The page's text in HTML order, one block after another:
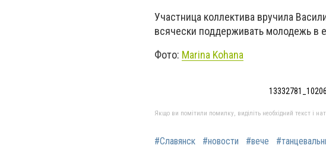
Участница коллектива вручила
всячески поддерживать молодежь в
Фото: Marina Kohana
Якщо ви помітили помилку, виділіть необхідний текст і
#Славянск #новости #вече